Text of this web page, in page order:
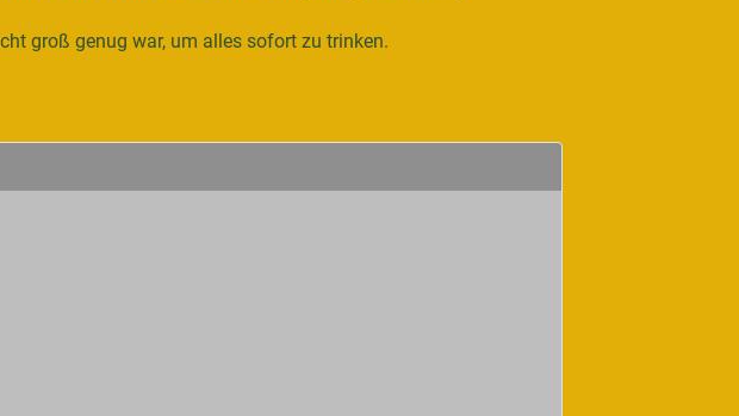
groß genug war, um alles sofort zu trinken.